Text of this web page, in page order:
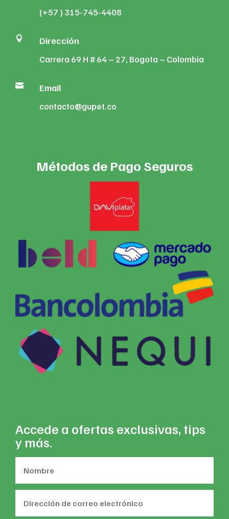
(+57 ) 315-745-4408
 Dirección
Carrera 69 H # 64 – 27, Bogota – Colombia
 Email
contacto@gupet.co
Métodos de Pago Seguros
Accede a ofertas exclusivas, tips
y más.